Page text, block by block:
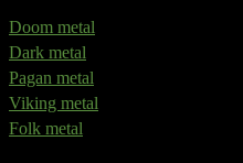
Doom metal
Dark metal
Pagan metal
Viking metal
Folk metal